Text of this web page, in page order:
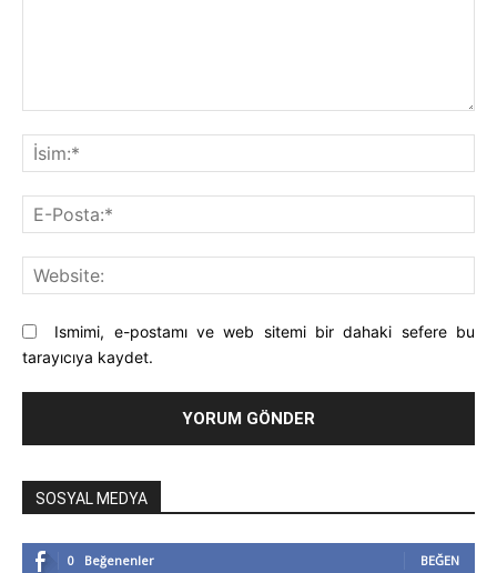
Ismimi, e-postamı ve web sitemi bir dahaki sefere bu
tarayıcıya kaydet.
SOSYAL MEDYA
0 Beğenenler BEĞEN